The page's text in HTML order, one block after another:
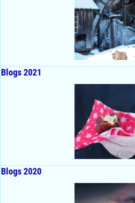
Blogs 2021
Blogs 2020